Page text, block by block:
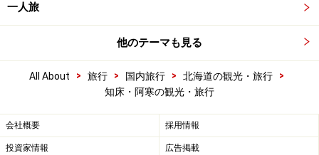
一人旅
他のテーマも見る
All About > 旅行 > 国内旅行 > 北海道の観光・旅行
>
知床・阿寒の観光・旅行
会社概要 採用情報
投資家情報 広告掲載